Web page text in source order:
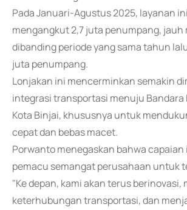
Pada Januari-Agustus 2025, layanan
mengangkut 2,7 juta penumpang,
dibanding periode yang sama tahun
juta penumpang.
Lonjakan ini mencerminkan semakin
integrasi transportasi menuju Bandara
Kota Binjai, khususnya untuk
cepat dan bebas macet.
Porwanto menegaskan bahwa capaian
pemacu semangat perusahaan untuk
"Ke depan, kami akan terus berinovasi,
keterhubungan transportasi, dan